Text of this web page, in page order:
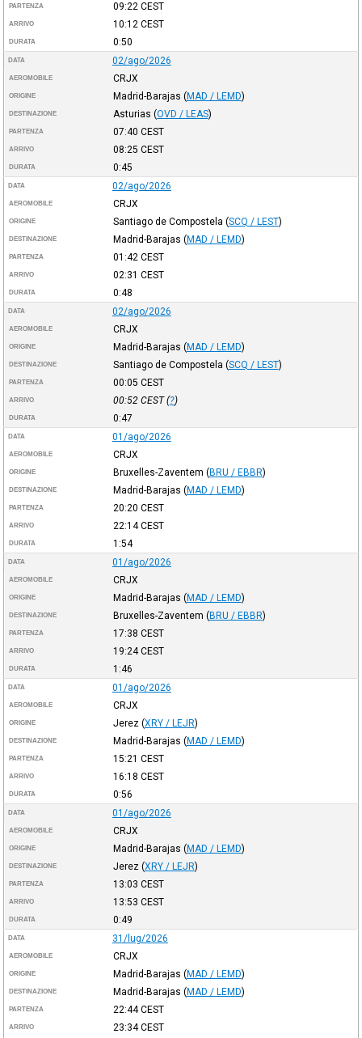
PARTENZA 09:22 CEST
ARRIVO 10:12 CEST
DURATA 0:50
DATA 02/ago/2026
AEROMOBILE CRJX
ORIGINE Madrid-Barajas (MAD / LEMD)
DESTINAZIONE Asturias (OVD / LEAS)
PARTENZA 07:40 CEST
ARRIVO 08:25 CEST
DURATA 0:45
DATA 02/ago/2026
AEROMOBILE CRJX
ORIGINE Santiago de Compostela (SCQ / LEST)
DESTINAZIONE Madrid-Barajas (MAD / LEMD)
PARTENZA 01:42 CEST
ARRIVO 02:31 CEST
DURATA 0:48
DATA 02/ago/2026
AEROMOBILE CRJX
ORIGINE Madrid-Barajas (MAD / LEMD)
DESTINAZIONE Santiago de Compostela (SCQ / LEST)
PARTENZA 00:05 CEST
ARRIVO 00:52 CEST(?)
DURATA 0:47
DATA 01/ago/2026
AEROMOBILE CRJX
ORIGINE Bruxelles-Zaventem (BRU / EBBR)
DESTINAZIONE Madrid-Barajas (MAD / LEMD)
PARTENZA 20:20 CEST
ARRIVO 22:14CEST
DURATA 1:54
DATA 01/ago/2026
AEROMOBILE CRJX
ORIGINE Madrid-Barajas (MAD / LEMD)
DESTINAZIONE Bruxelles-Zaventem (BRU / EBBR)
PARTENZA 17:38 CEST
ARRIVO 19:24CEST
DURATA 1:46
DATA 01/ago/2026
AEROMOBILE CRJX
ORIGINE Jerez (XRY / LEJR)
DESTINAZIONE Madrid-Barajas (MAD / LEMD)
PARTENZA 15:21 CEST
ARRIVO 16:18 CEST
DURATA 0:56
DATA 01/ago/2026
AEROMOBILE CRJX
ORIGINE Madrid-Barajas (MAD / LEMD)
DESTINAZIONE Jerez (XRY / LEJR)
PARTENZA 13:03 CEST
ARRIVO 13:53 CEST
DURATA 0:49
DATA 31/lug/2026
AEROMOBILE CRJX
ORIGINE Madrid-Barajas (MAD / LEMD)
DESTINAZIONE Madrid-Barajas (MAD / LEMD)
PARTENZA 22:44CEST
ARRIVO 23:34CEST